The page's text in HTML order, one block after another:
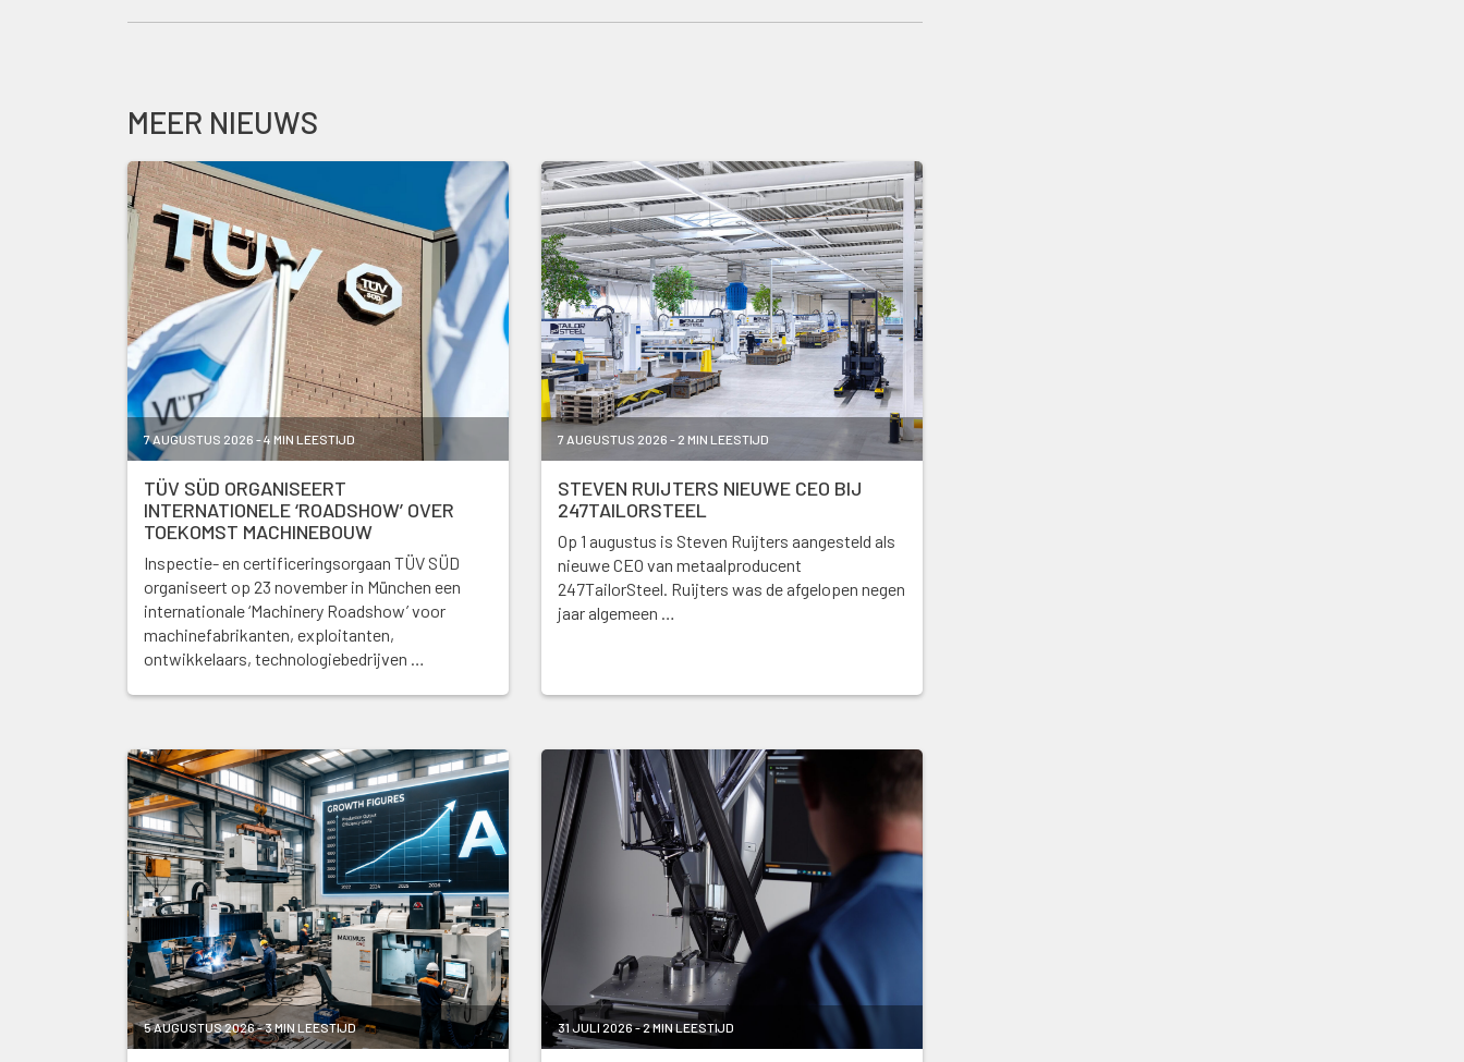
MEER NIEUWS
7 AUGUSTUS 2026 - 4 MIN LEESTIJD
TÜV SÜD ORGANISEERT
INTERNATIONELE ‘ROADSHOW’ OVER
TOEKOMST MACHINEBOUW
Inspectie- en certificeringsorgaan TÜV SÜD
organiseert op 23 november in München een
internationale ‘Machinery Roadshow’ voor
machinefabrikanten, exploitanten,
ontwikkelaars, technologiebedrijven …
7 AUGUSTUS 2026 - 2 MIN LEESTIJD
STEVEN RUIJTERS NIEUWE CEO BIJ
247TAILORSTEEL
Op 1 augustus is Steven Ruijters aangesteld als
nieuwe CEO van metaalproducent
247TailorSteel. Ruijters was de afgelopen negen
jaar algemeen …
5 AUGUSTUS 2026 - 3 MIN LEESTIJD 31 JULI 2026 - 2 MIN LEESTIJD